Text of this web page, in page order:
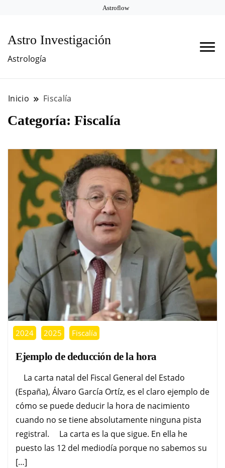
Astroflow
Astro Investigación
Astrología
Inicio Fiscalía
Categoría: Fiscalía
2024 2025 Fiscalía
Ejemplo de deducción de la hora
La carta natal del Fiscal General del Estado
(España), Álvaro García Ortíz, es el claro ejemplo de
cómo se puede deducir la hora de nacimiento
cuando no se tiene absolutamente ninguna pista
registral. La carta es la que sigue. En ella he
puesto las 12 del mediodía porque no sabemos su
[…]